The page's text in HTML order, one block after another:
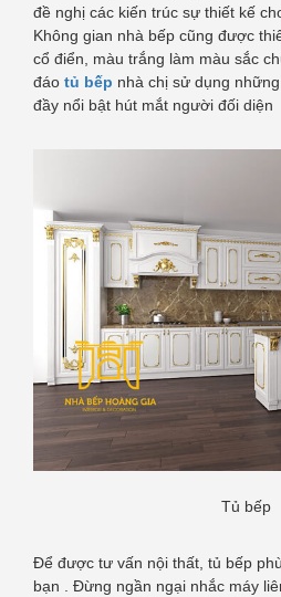
đề nghị các kiến trúc sự thiết kế
Không gian nhà bếp cũng được
cổ điển, màu trắng làm màu sắc
đáo tủ bếp nhà chị sử dụng
đầy nổi bật hút mắt người đối diện
Tủ bếp
Để được tư vấn nội thất, tủ bếp
bạn . Đừng ngần ngại nhắc máy